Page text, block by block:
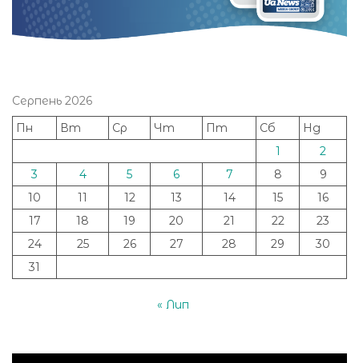
Серпень 2026
Пн
Вт Ср Чт Пт Сб
Нд
1
2
3
4 5 6 7 8
9
10
11 12 13 14 15
16
17
18 19 20 21 22
23
24
25 26 27 28 29
30
31
« Лип